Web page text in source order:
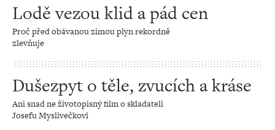
Lodě vezou klid a pád cen
Proč před obávanou zimou plyn rekordně
zlevňuje
Dušezpyt o těle, zvucích a kráse
Ani snad ne životopisný film o skladateli
Josefu Myslivečkovi